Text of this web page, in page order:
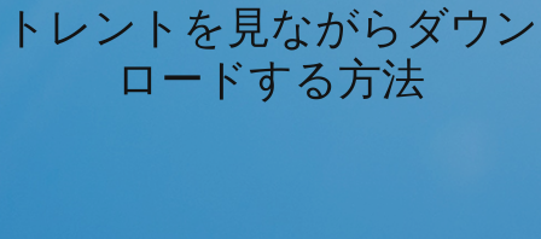
トレントを見ながらダウン
ロードする方法